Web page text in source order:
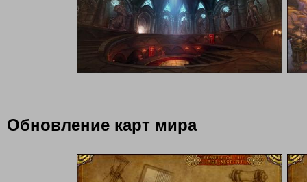
Обновление карт мира